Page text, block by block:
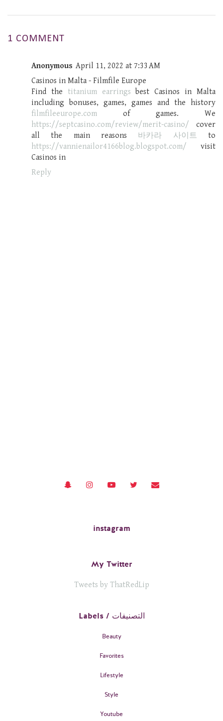
1 COMMENT
Anonymous April 11, 2022 at 7:33 AM
Casinos in Malta - Filmfile Europe
Find the titanium earrings best Casinos in Malta
including bonuses, games, games and the history
filmfileeurope.com of games. We
https://septcasino.com/review/merit-casino/ cover
all the main reasons 바카라 사이트 to
https://vannienailor4166blog.blogspot.com/ visit
Casinos in
Reply
instagram
My Twitter
Tweets by ThatRedLip
Labels / التصنيفات
Beauty
Favorites
Lifestyle
Style
Youtube